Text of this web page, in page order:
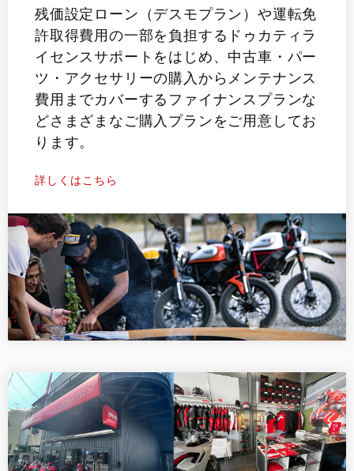
残価設定ローン（デスモプラン）や運転免
許取得費用の一部を負担するドゥカティラ
イセンスサポートをはじめ、中古車・パー
ツ・アクセサリーの購入からメンテナンス
費用までカバーするファイナンスプランな
どさまざまなご購入プランをご用意してお
ります。
詳しくはこちら